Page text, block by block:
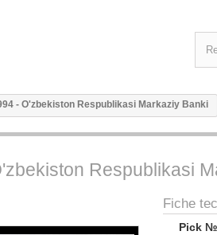
- O'zbekiston Respublikasi Markaziy Banki
Respublikasi
Fiche
Pick №